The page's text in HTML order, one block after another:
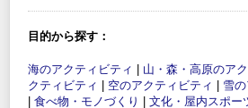
目的から探す：
海のアクティビティ 山・森・高原のア
クティビティ
空のアクティビティ 雪
食べ物・モノづくり 文化・屋内スポー